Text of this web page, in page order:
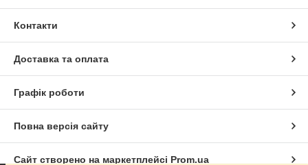
Контакти
Доставка та оплата
Графік роботи
Повна версія сайту
Сайт створено на маркетплейсі Prom.ua